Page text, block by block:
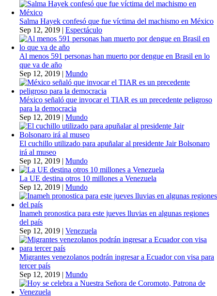
Salma Hayek confesó que fue víctima del machismo en México
Sep 12, 2019 | Espectáculo
Al menos 591 personas han muerto por dengue en Brasil en lo
que va de año
Sep 12, 2019 | Mundo
México señaló que invocar el TIAR es un precedente peligroso
para la democracia
Sep 12, 2019 | Mundo
El cuchillo utilizado para apuñalar al presidente Jair Bolsonaro
irá al museo
Sep 12, 2019 | Mundo
La UE destina otros 10 millones a Venezuela
Sep 12, 2019 | Mundo
Inameh pronostica para este jueves lluvias en algunas regiones
del país
Sep 12, 2019 | Venezuela
Migrantes venezolanos podrán ingresar a Ecuador con visa para
tercer país
Sep 12, 2019 | Mundo